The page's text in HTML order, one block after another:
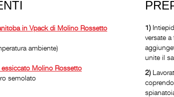
in Vpack di Molino Rossetto
ambiente)
essiccato Molino Rossetto
semolato
1)
versate
unite il
2)